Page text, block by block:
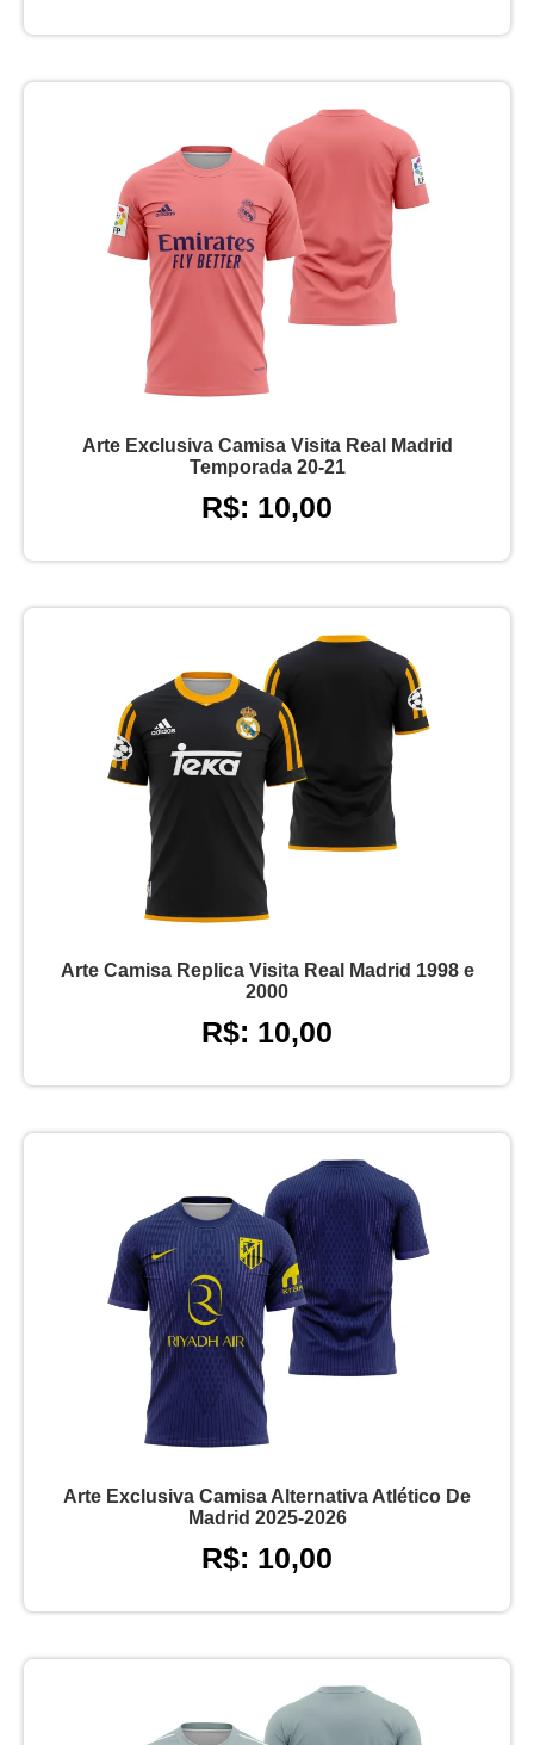
Arte Exclusiva Camisa Visita Real Madrid
Temporada 20-21
R$: 10,00
Arte Camisa Replica Visita Real Madrid 1998 e
2000
R$: 10,00
Arte Exclusiva Camisa Alternativa Atlético De
Madrid 2025-2026
R$: 10,00